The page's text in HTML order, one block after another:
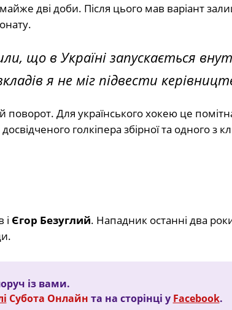
дві доби. Після цього мав варіант
що в Україні запускається
я не міг підвести
поворот. Для українського хокею це
голкіпера збірної та одного з
і Єгор Безуглий. Нападник останні два
із вами.
Субота Онлайн та на сторінці у Facebook.